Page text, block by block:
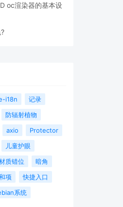
oc渲染器的基本设
i18n
记录
防辐射植物
axio
Protector
儿童护眼
质错位
暗角
项
快捷入口
系统